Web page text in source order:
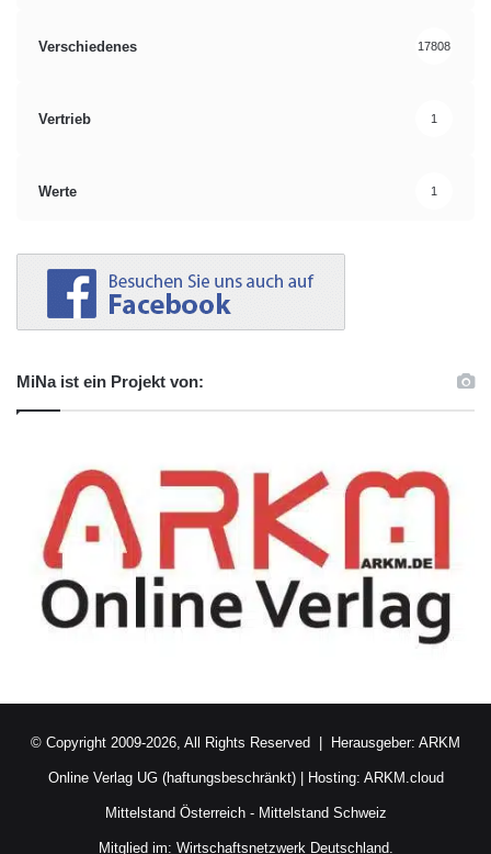
Verschiedenes 17808
Vertrieb 1
Werte 1
MiNa ist ein Projekt von:
© Copyright 2009-2026, All Rights Reserved | Herausgeber: ARKM
Online Verlag UG (haftungsbeschränkt)| Hosting: ARKM.cloud
Mittelstand Österreich- Mittelstand Schweiz
Mitglied im: Wirtschaftsnetzwerk Deutschland.